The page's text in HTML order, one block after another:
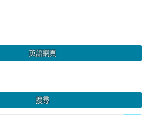
英語網頁
搜尋